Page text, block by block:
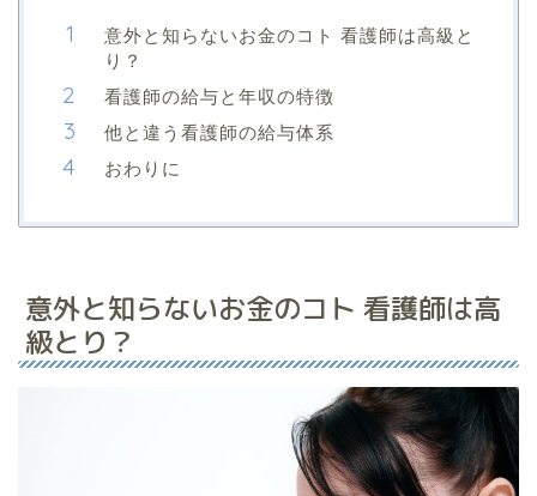
意外と知らないお金のコト 看護師は高級と
り？
看護師の給与と年収の特徴
他と違う看護師の給与体系
おわりに
意外と知らないお金のコト 看護師は高
級とり？